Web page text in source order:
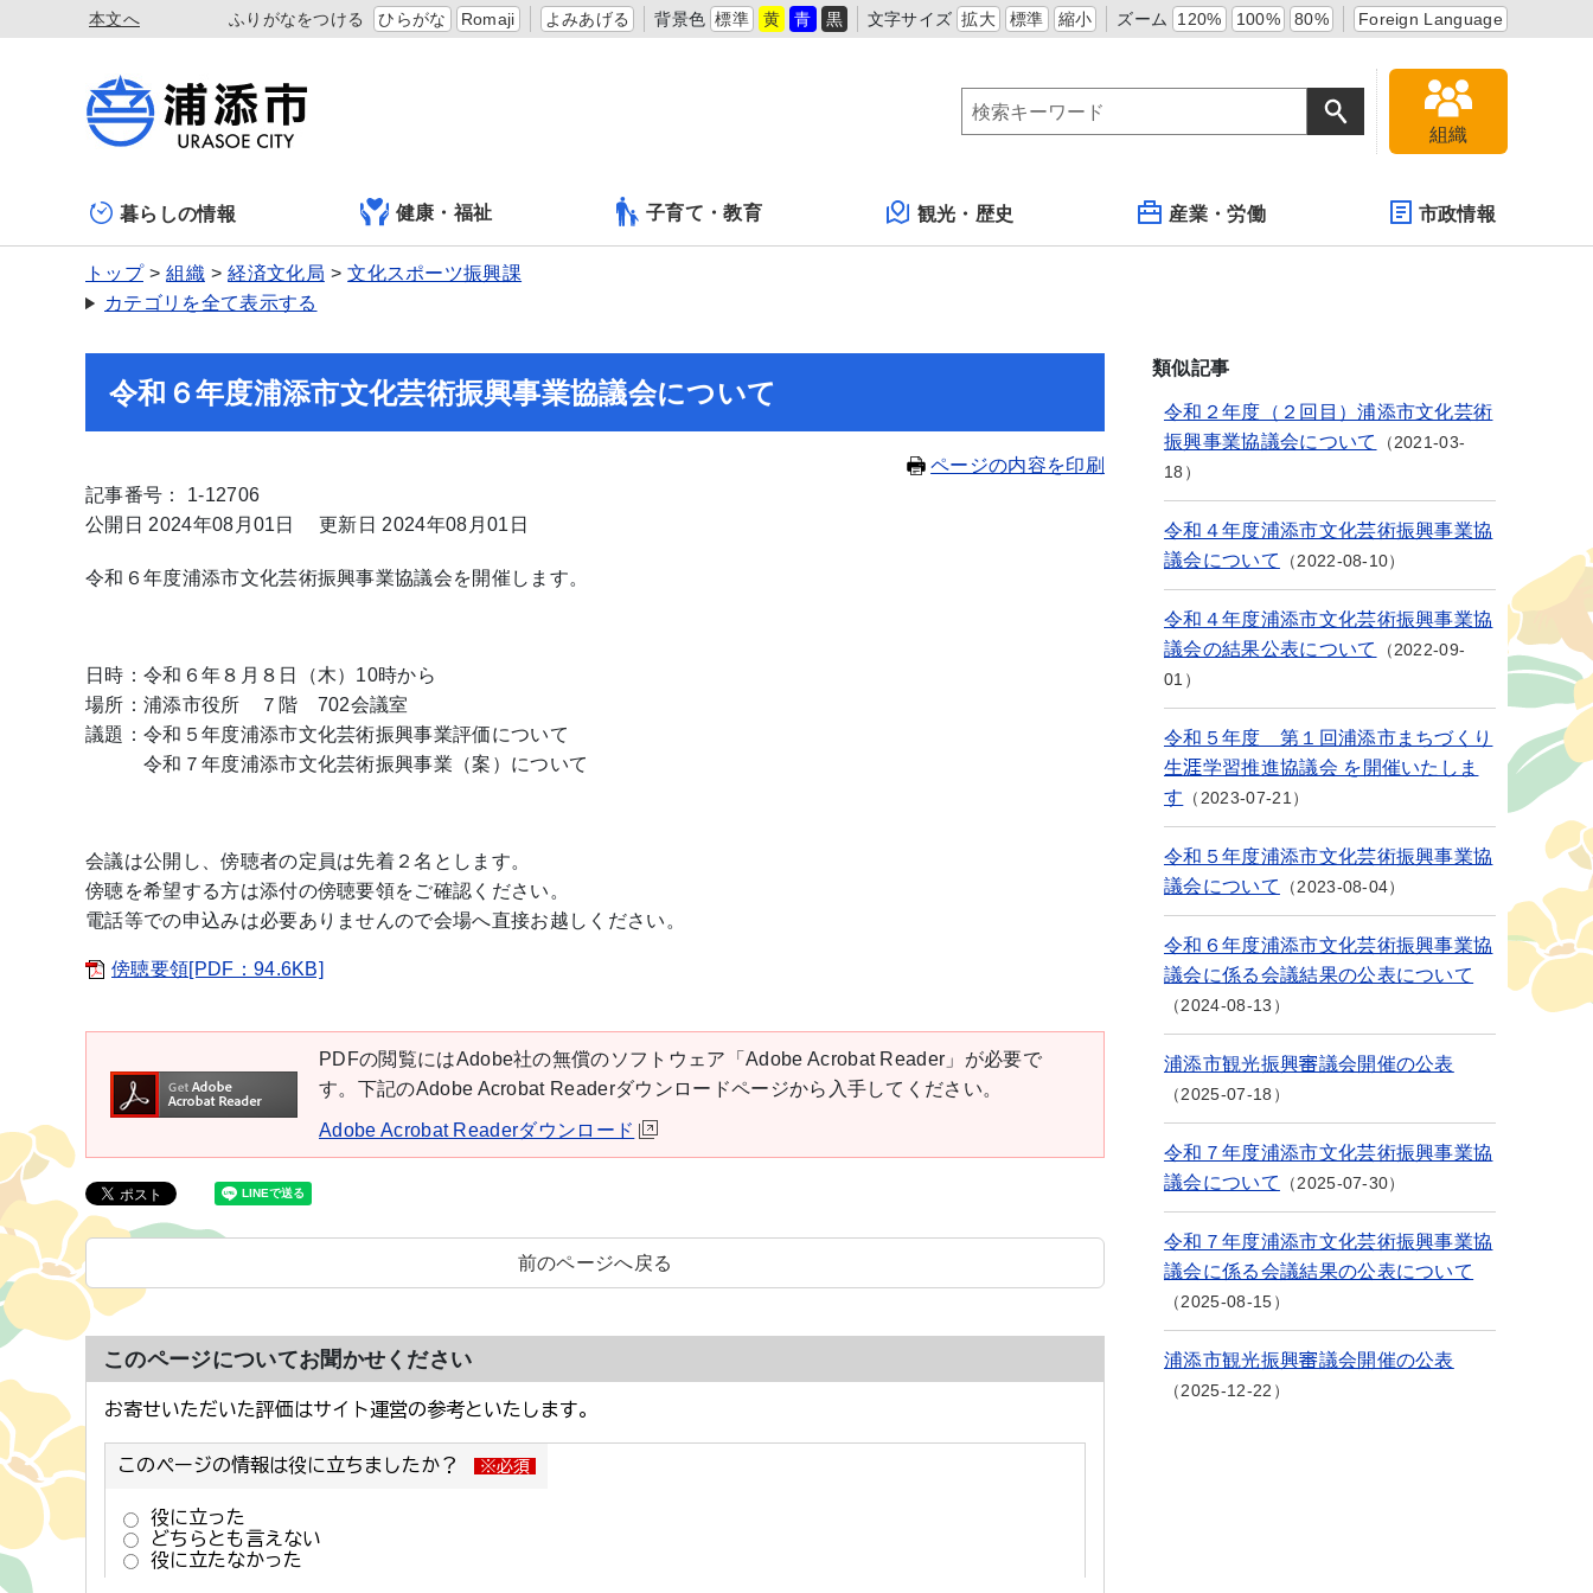
本文へ ふりがなをつける ひらがな Romaji よみあげる 背景色 標準 黄 青 黒 文字サイズ 拡大 標準 縮小 ズーム 120% 100% 80% Foreign Language
組織
暮らしの情報 健康・福祉 子育て・教育 観光・歴史 産業・労働 市政情報
トップ 組織 経済文化局
文化スポーツ振興課
カテゴリを全て表示する
令和６年度浦添市文化芸術振興事業協議会について
ページの内容を印刷
記事番号： 1-12706
公開日 2024年08月01日
更新日 2024年08月01日
令和６年度浦添市文化芸術振興事業協議会を開催します。
日時：令和６年８月８日（木）10時から
場所：浦添市役所 ７階 702会議室
議題：令和５年度浦添市文化芸術振興事業評価について
令和７年度浦添市文化芸術振興事業（案）について
会議は公開し、傍聴者の定員は先着２名とします。
傍聴を希望する方は添付の傍聴要領をご確認ください。
電話等での申込みは必要ありませんので会場へ直接お越しください。
傍聴要領[PDF：94.6KB]
PDFの閲覧にはAdobe社の無償のソフトウェア「Adobe Acrobat Reader」が必要で
す。下記のAdobe Acrobat Readerダウンロードページから入手してください。
Adobe Acrobat Readerダウンロード
前のページへ戻る
このページについてお聞かせください
類似記事
令和２年度（２回目）浦添市文化芸術
振興事業協議会について
2021-03-
18
令和４年度浦添市文化芸術振興事業協
議会について
2022-08-10
令和４年度浦添市文化芸術振興事業協
議会の結果公表について
2022-09-
01
令和５年度 第１回浦添市まちづくり
生涯学習推進協議会 を開催いたしま
す
2023-07-21
令和５年度浦添市文化芸術振興事業協
議会について
2023-08-04
令和６年度浦添市文化芸術振興事業協
議会に係る会議結果の公表について
2024-08-13
浦添市観光振興審議会開催の公表
2025-07-18
令和７年度浦添市文化芸術振興事業協
議会について
2025-07-30
令和７年度浦添市文化芸術振興事業協
議会に係る会議結果の公表について
2025-08-15
浦添市観光振興審議会開催の公表
2025-12-22